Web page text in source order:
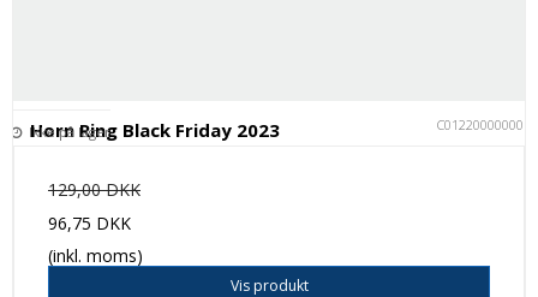
Horn Ring Black Friday 2023 C012200000001
Ikke på lager
129,00 DKK
96,75 DKK
(inkl. moms)
Vis produkt